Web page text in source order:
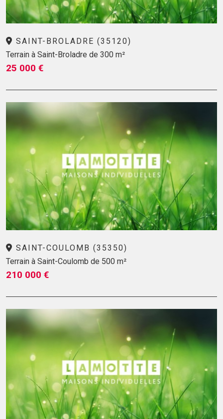
SAINT-BROLADRE (35120)
Terrain à Saint-Broladre de 300 m²
25 000 €
SAINT-COULOMB (35350)
Terrain à Saint-Coulomb de 500 m²
210 000 €